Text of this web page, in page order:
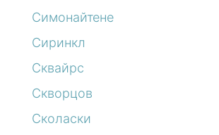
Симонайтене
Сиринкл
Сквайрс
Скворцов
Сколаски